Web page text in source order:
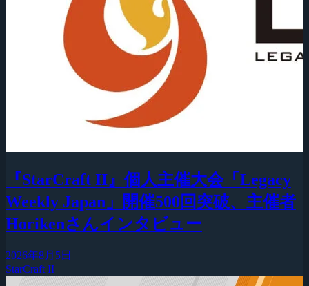
『StarCraft II』個人主催大会「Legacy
Weekly Japan」開催500回突破、主催者
Horikenさんインタビュー
2026年8月5日
StarCraft II